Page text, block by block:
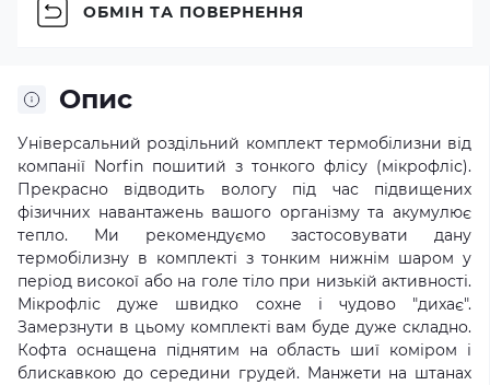
Опис
Універсальний роздільний комплект термобілизни від
компанії Norfin пошитий з тонкого флісу (мікрофліс).
Прекрасно відводить вологу під час підвищених
фізичних навантажень вашого організму та акумулює
тепло. Ми рекомендуємо застосовувати дану
термобілизну в комплекті зтонким нижнім шаром у
період високої або на голе тіло при низькій активності.
Мікрофліс дуже швидко сохне і чудово "дихає".
Замерзнути в цьому комплекті вам буде дуже складно.
Кофта оснащена піднятим на область шиї коміром і
блискавкою до середини грудей. Манжети на штанах
ОБМІН ТА ПОВЕРНЕННЯ